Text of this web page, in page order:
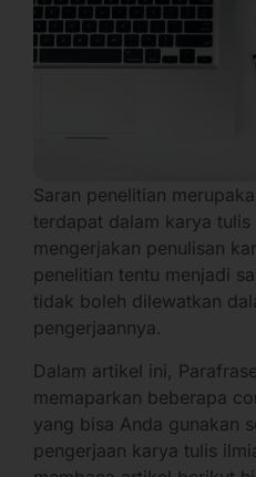
Saran penelitian
terdapat dalam karya
mengerjakan penulisan
penelitian tentu menjadi
tidak boleh dilewatkan
pengerjaannya.
Dalam artikel ini,
memaparkan beberapa
yang bisa Anda gunakan
pengerjaan karya tulis